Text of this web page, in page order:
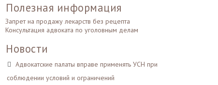
Полезная информация
Запрет на продажу лекарств без рецепта
Консультация адвоката по уголовным делам
Новости
Адвокатские палаты вправе применять УСН при
соблюдении условий и ограничений